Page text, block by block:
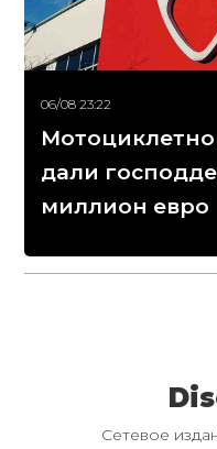
06/08 23:22
дали
миллион евро
Сетевое